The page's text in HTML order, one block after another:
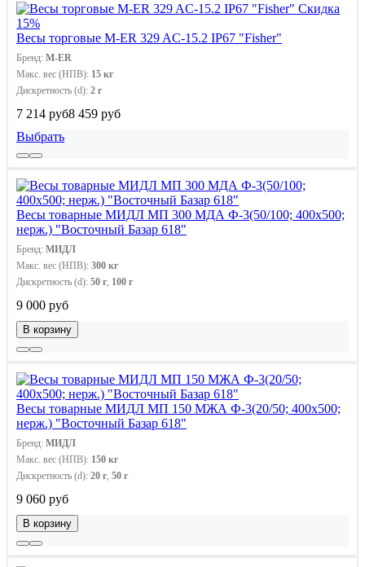
Скидка
15%
Весы торговые M-ER 329 AC-15.2 IP67 "Fisher"
Бренд: M-ER
Макс. вес (НПВ): 15 кг
Дискретность (d): 2 г
7 214 руб8 459 руб
Выбрать
Весы товарные МИДЛ МП 300 МДА Ф-3(50/100; 400х500;
нерж.) "Восточный Базар 618"
Бренд: МИДЛ
Макс. вес (НПВ): 300 кг
Дискретность (d): 50 г, 100 г
9 000 руб
В корзину
Весы товарные МИДЛ МП 150 МЖА Ф-3(20/50; 400х500;
нерж.) "Восточный Базар 618"
Бренд: МИДЛ
Макс. вес (НПВ): 150 кг
Дискретность (d): 20 г, 50 г
9 060 руб
В корзину